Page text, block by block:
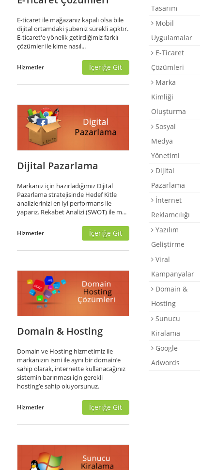
E-Katalog
Briefing Formu
0 850 800 1 ASD
E-ticaret ile mağazanız kapalı olsa bile
dijital ortamdaki şubeniz sürekli açıktır.
E-ticaret'e yönelik getirdiğimiz farklı
çözümler ile kime nasıl...
Hizmetler İçeriğe Git
Dijital Pazarlama
Markanız için hazırladığımız Dijital
Pazarlama stratejisinde Hedef Kitle
analizlerinizi en iyi performans ile
yaparız. Rekabet Analizi (SWOT) ile m...
Hizmetler İçeriğe Git
Domain & Hosting
Domain ve Hosting hizmetimiz ile
markanızın ismi ile aynı bir domain’e
sahip olarak, internette kullanacağınız
sistemin barınması için gerekli
hosting’e sahip oluyorsunuz.
Hizmetler İçeriğe Git
Tasarım
Mobil
Uygulamalar
E-Ticaret
Çözümleri
Marka
Kimliği
Oluşturma
Sosyal
Medya
Yönetimi
Dijital
Pazarlama
İnternet
Reklamcılığı
Yazılım
Geliştirme
Viral
Kampanyalar
Domain &
Hosting
Sunucu
Kiralama
Google
Adwords